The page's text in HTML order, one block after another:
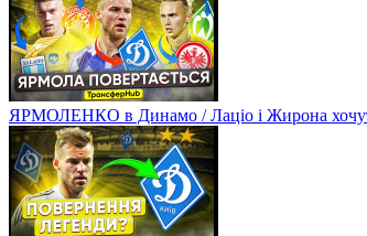
ЯРМОЛЕНКО в Динамо / Лаціо і Жирона